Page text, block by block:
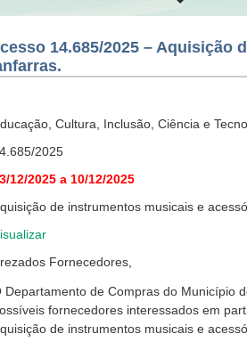
14.685/2025 –
Cultura, Inclusão, Ciência e
2025
12/2025 a 10/12/2025
de instrumentos musicais e
Fornecedores,
Departamento de Compras do Município
fornecedores interessados em
de instrumentos musicais e